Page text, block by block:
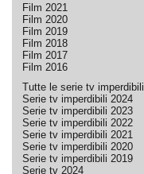
Film 2021
Film 2020
Film 2019
Film 2018
Film 2017
Film 2016
Tutte le serie tv imperdibili
Serie tv imperdibili 2024
Serie tv imperdibili 2023
Serie tv imperdibili 2022
Serie tv imperdibili 2021
Serie tv imperdibili 2020
Serie tv imperdibili 2019
Serie tv 2024